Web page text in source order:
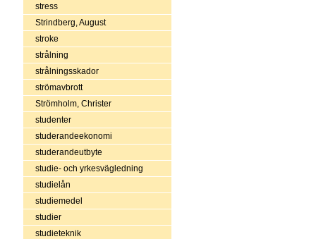
stress
Strindberg, August
stroke
strålning
strålningsskador
strömavbrott
Strömholm, Christer
studenter
studerandeekonomi
studerandeutbyte
studie- och yrkesvägledning
studielån
studiemedel
studier
studieteknik